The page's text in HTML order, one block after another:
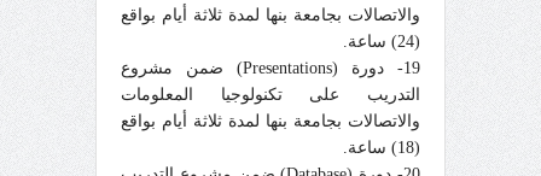
والاتصالات بجامعة بنها لمدة ثلاثة أيام بواقع
(24) ساعة.
19- دورة (Presentations) ضمن مشروع
التدريب على تكنولوجيا المعلومات
والاتصالات بجامعة بنها لمدة ثلاثة أيام بواقع
(18) ساعة.